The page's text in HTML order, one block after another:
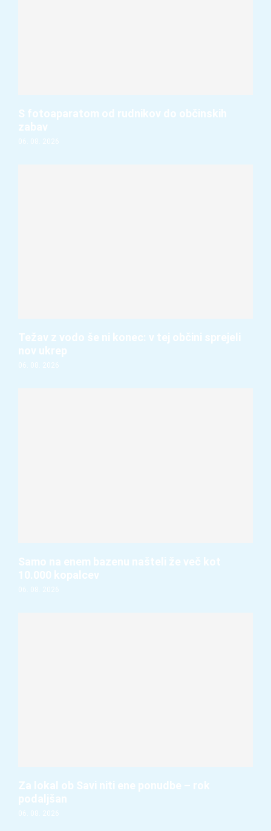
S fotoaparatom od rudnikov do občinskih
zabav
06. 08. 2026
Težav z vodo še ni konec: v tej občini sprejeli
nov ukrep
06. 08. 2026
Samo na enem bazenu našteli že več kot
10.000 kopalcev
06. 08. 2026
Za lokal ob Savi niti ene ponudbe – rok
podaljšan
06. 08. 2026